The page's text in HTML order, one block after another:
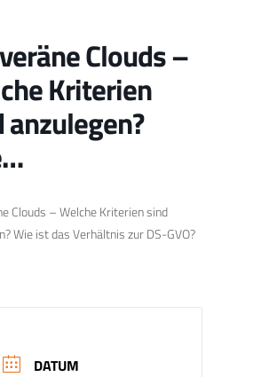
Clouds –
Kriterien
anzulegen?
Clouds – Welche Kriterien sind
Wie ist das Verhältnis zur DS-GVO?
DATUM